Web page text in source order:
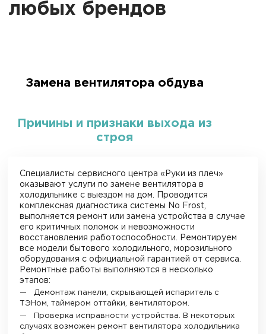
любых брендов
Замена вентилятора обдува
Причины и признаки выхода из
строя
Специалисты сервисного центра «Руки из плеч»
оказывают услуги по замене вентилятора в
холодильнике с выездом на дом. Проводится
комплексная диагностика системы No Frost,
выполняется ремонт или замена устройства в случае
его критичных поломок и невозможности
восстановления работоспособности. Ремонтируем
все модели бытового холодильного, морозильного
оборудования с официальной гарантией от сервиса.
Ремонтные работы выполняются в несколько
этапов:
Демонтаж панели, скрывающей испаритель с
ТЭНом, таймером оттайки, вентилятором.
Проверка исправности устройства. В некоторых
случаях возможен ремонт вентилятора холодильника